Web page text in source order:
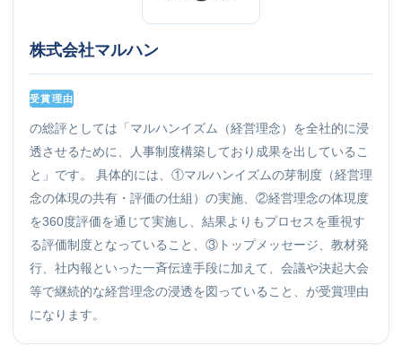
株式会社マルハン
受賞理由
の総評としては「マルハンイズム（経営理念）を全社的に浸
透させるために、人事制度構築しており成果を出しているこ
と」です。 具体的には、①マルハンイズムの芽制度（経営理
念の体現の共有・評価の仕組）の実施、②経営理念の体現度
を360度評価を通じて実施し、結果よりもプロセスを重視す
る評価制度となっていること、③トップメッセージ、教材発
行、社内報といった一斉伝達手段に加えて、会議や決起大会
等で継続的な経営理念の浸透を図っていること、が受賞理由
になります。